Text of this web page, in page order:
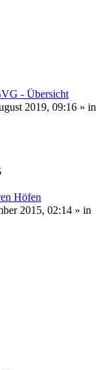
- Übersicht
2019, 09:16 » in
Höfen
2015, 02:14 » in